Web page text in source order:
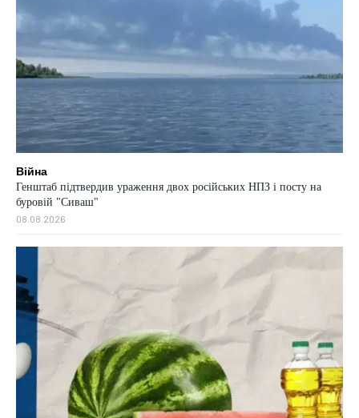
Війна
Генштаб підтвердив ураження двох російських НПЗ і посту на
буровій "Сиваш"
08.08.2026